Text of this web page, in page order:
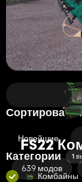
FS22
639 модов
Сортировать
Новейшие
Категории 1
Комбайны